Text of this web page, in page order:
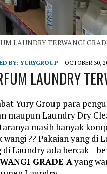
LAUNDRY TERWANGI
BY:YURYGROUP OCTOBER 30,
LAUNDRY
Yury Group para
maupun Laundry Dry
masih banyak
wangi ?? Pakaian yang di
di Laundry ada bercak –
GRADE Ayang